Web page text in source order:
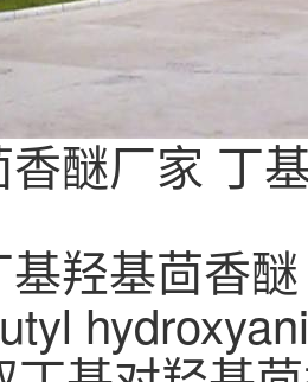
醚厂家 丁
羟基茴香醚